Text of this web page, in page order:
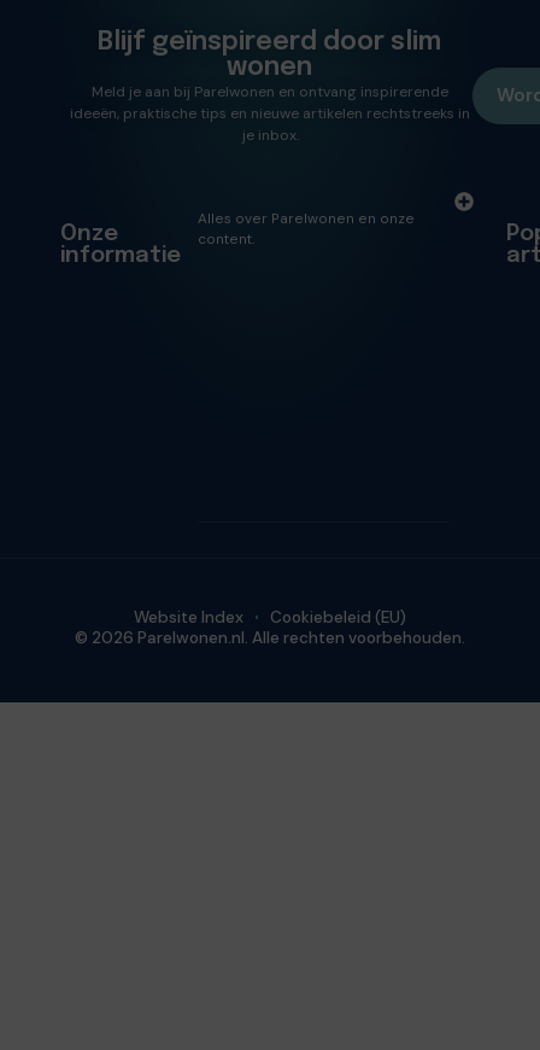
Blijf geïnspireerd door slim
wonen
Meld je aan bij Parelwonen en ontvang inspirerende
ideeën, praktische tips en nieuwe artikelen rechtstreeks in
je inbox.
Onze
informatie
Alles over Parelwonen en onze
content.
© 2026 Parelwonen.nl. Alle rechten voorbehouden.
Website Index Cookiebeleid (EU)